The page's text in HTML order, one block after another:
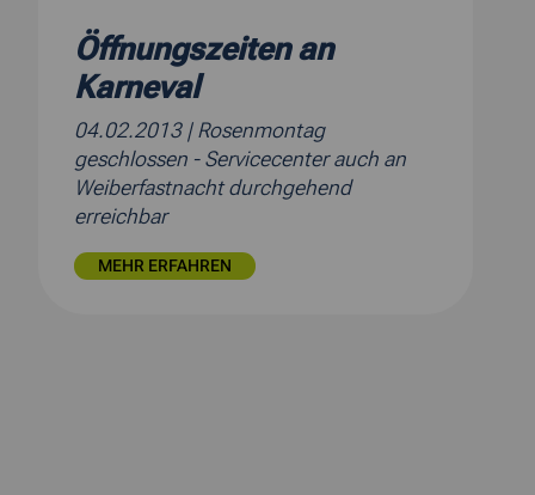
Öffnungszeiten an
Karneval
04.02.2013 | Rosenmontag
geschlossen - Servicecenter auch an
Weiberfastnacht durchgehend
erreichbar
MEHR ERFAHREN